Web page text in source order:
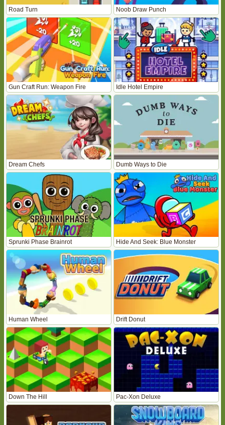
Road Turn Noob Draw Punch
Gun Craft Run: Weapon Fire Idle Hotel Empire
Dream Chefs Dumb Ways to Die
Sprunki Phase Brainrot Hide And Seek: Blue Monster
Human Wheel Drift Donut
Down The Hill Pac-Xon Deluxe